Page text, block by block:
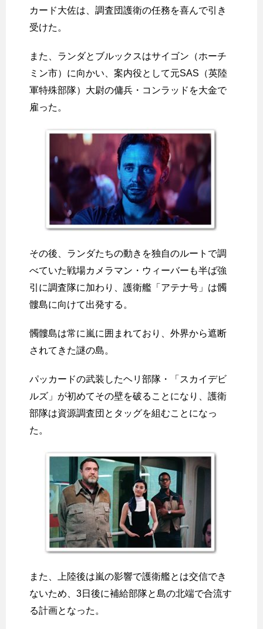
カード大佐は、調査団護衛の任務を喜んで引き
受けた。
また、ランダとブルックスはサイゴン（ホーチ
ミン市）に向かい、案内役として元SAS（英陸
軍特殊部隊）大尉の傭兵・コンラッドを大金で
雇った。
その後、ランダたちの動きを独自のルートで調
べていた戦場カメラマン・ウィーバーも半ば強
引に調査隊に加わり、護衛艦「アテナ号」は髑
髏島に向けて出発する。
髑髏島は常に嵐に囲まれており、外界から遮断
されてきた謎の島。
パッカードの武装したヘリ部隊・「スカイデビ
ルズ」が初めてその壁を破ることになり、護衛
部隊は資源調査団とタッグを組むことになっ
た。
また、上陸後は嵐の影響で護衛艦とは交信でき
ないため、3日後に補給部隊と島の北端で合流す
る計画となった。